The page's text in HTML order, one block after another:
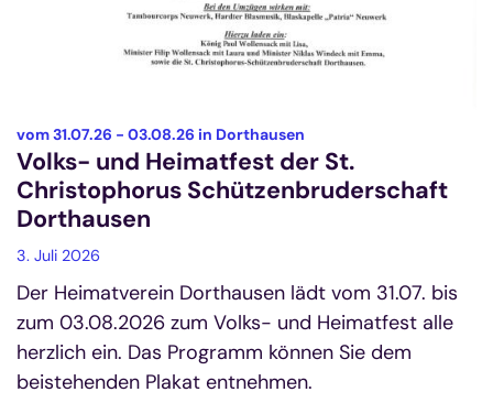
vom 31.07.26 - 03.08.26 in Dorthausen
Volks- und Heimatfest der St.
Christophorus Schützenbruderschaft
Dorthausen
3. Juli 2026
Der Heimatverein Dorthausen lädt vom 31.07. bis
zum 03.08.2026 zum Volks- und Heimatfest alle
herzlich ein. Das Programm können Sie dem
beistehenden Plakat entnehmen.